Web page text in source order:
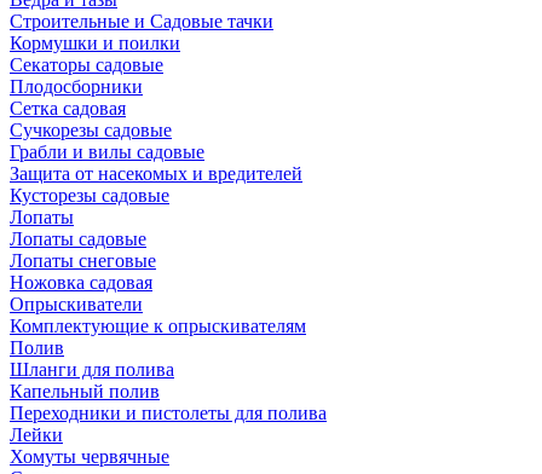
Строительные и Садовые тачки
Кормушки и поилки
Секаторы садовые
Плодосборники
Сетка садовая
Сучкорезы садовые
Грабли и вилы садовые
Защита от насекомых и вредителей
Кусторезы садовые
Лопаты
Лопаты садовые
Лопаты снеговые
Ножовка садовая
Опрыскиватели
Комплектующие к опрыскивателям
Полив
Шланги для полива
Капельный полив
Переходники и пистолеты для полива
Лейки
Хомуты червячные